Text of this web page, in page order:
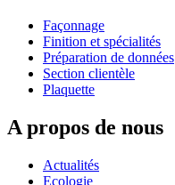
Façonnage
Finition et spécialités
Préparation de données
Section clientèle
Plaquette
A propos de nous
Actualités
Ecologie